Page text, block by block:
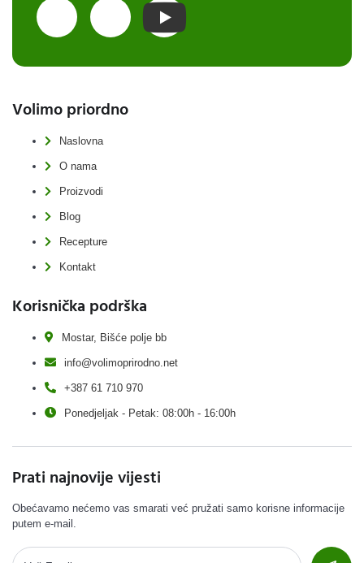
Volimo priordno
Naslovna
O nama
Proizvodi
Blog
Recepture
Kontakt
Korisnička podrška
Mostar, Bišće polje bb
info@volimoprirodno.net
+387 61 710 970
Ponedjeljak - Petak: 08:00h - 16:00h
Prati najnovije vijesti
Obećavamo nećemo vas smarati već pružati samo korisne informacije
putem e-mail.